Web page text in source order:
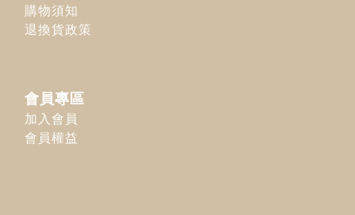
購物須知
退換貨政策
會員專區
加入會員
會員權益